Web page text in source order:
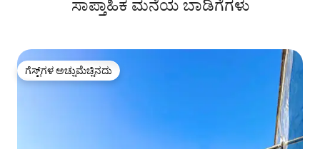
ಸಾಪ್ತಾಹಿಕ ಮನೆಯ ಬಾಡಿಗೆಗಳು
ಗೆಸ್ಟ್‌ಗಳ ಅಚ್ಚುಮೆಚ್ಚಿನದು
ಗೆಸ್ಟ್‌ಗಳ ಅಚ್ಚುಮೆಚ್ಚಿನದು